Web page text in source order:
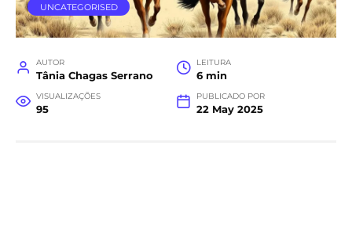
UNCATEGORISED
AUTOR
Tânia Chagas Serrano
LEITURA
6 min
VISUALIZAÇÕES
95
PUBLICADO POR
22 May 2025